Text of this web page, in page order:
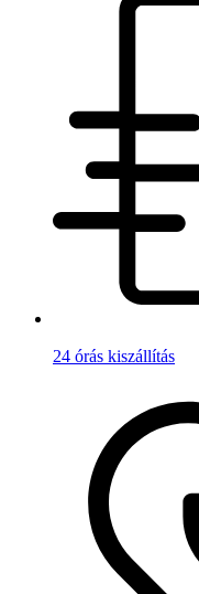
24 órás kiszállítás